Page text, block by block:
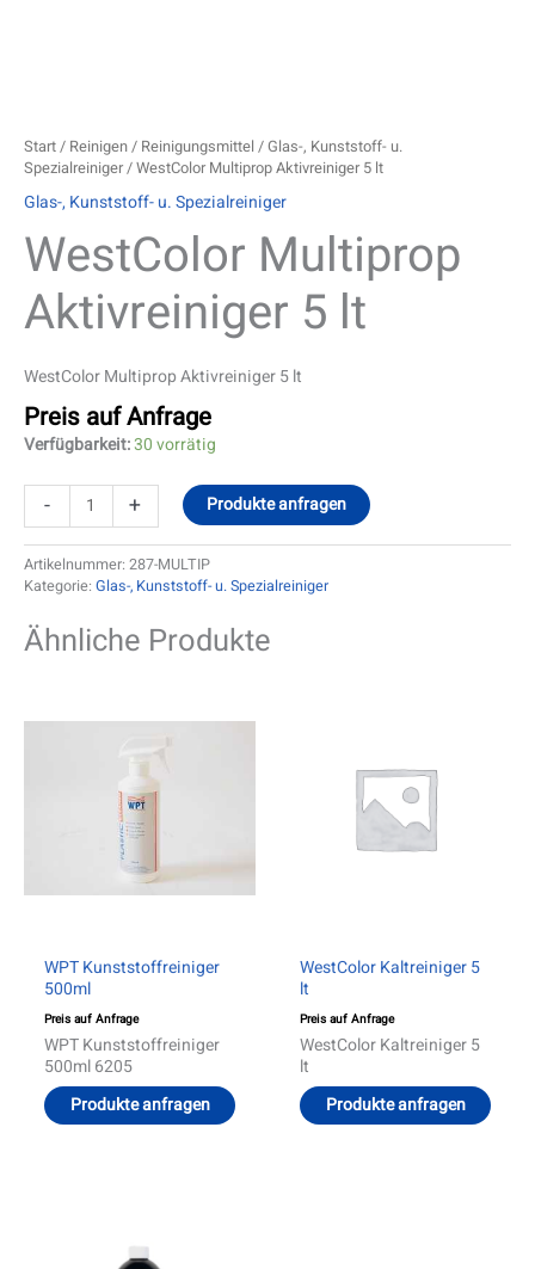
Start/ Reinigen/ Reinigungsmittel /Glas-, Kunststoff- u.
Spezialreiniger/ WestColor Multiprop Aktivreiniger 5 lt
Glas-, Kunststoff- u. Spezialreiniger
WestColor Multiprop
Aktivreiniger 5 lt
WestColor Multiprop Aktivreiniger 5 lt
Preis auf Anfrage
Verfügbarkeit:30 vorrätig
- + Produkte anfragen
Artikelnummer: 287-MULTIP
Kategorie: Glas-, Kunststoff- u. Spezialreiniger
Ähnliche Produkte
WPT Kunststoffreiniger
500ml
Preis auf Anfrage
WPT Kunststoffreiniger
500ml 6205
Produkte anfragen
WestColor Kaltreiniger 5
lt
Preis auf Anfrage
WestColor Kaltreiniger 5
lt
Produkte anfragen